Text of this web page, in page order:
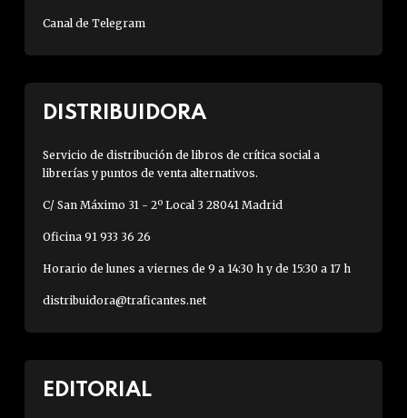
Canal de Telegram
DISTRIBUIDORA
Servicio de distribución de libros de crítica social a
librerías y puntos de venta alternativos.
C/ San Máximo 31 - 2º Local 3 28041 Madrid
Oficina 91 933 36 26
Horario de lunes a viernes de 9 a 14:30 h y de 15:30 a 17 h
distribuidora@traficantes.net
EDITORIAL